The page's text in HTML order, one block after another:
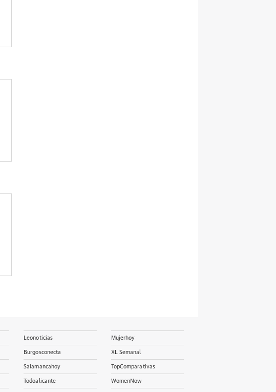
Leonoticias
Burgosconecta
Salamancahoy
Todoalicante
Mujerhoy
XL Semanal
TopComparativas
WomenNow